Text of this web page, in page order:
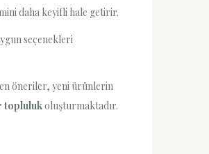
daha keyifli hale getirir.
seçenekleri
öneriler, yeni ürünlerin
toplulukoluşturmaktadır.